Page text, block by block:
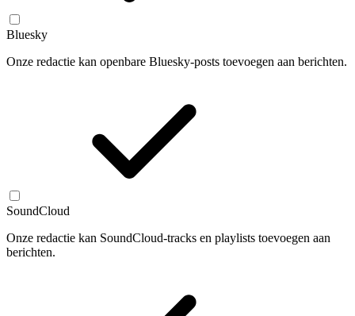
Bluesky
Onze redactie kan openbare Bluesky-posts toevoegen aan berichten.
SoundCloud
Onze redactie kan SoundCloud-tracks en playlists toevoegen aan
berichten.